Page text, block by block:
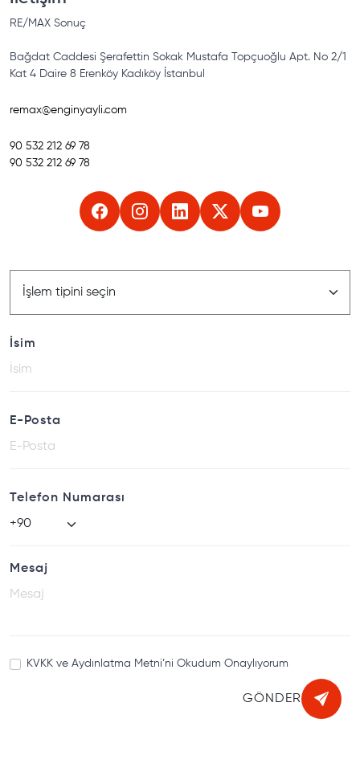
RE/MAX Sonuç
Bağdat Caddesi Şerafettin Sokak Mustafa Topçuoğlu Apt. No 2/1
Kat 4 Daire 8 Erenköy Kadıköy İstanbul
remax@enginyayli.com
90 532 212 69 78
90 532 212 69 78
İsim
E-Posta
Telefon Numarası
Mesaj
KVKK ve Aydınlatma Metni’ni Okudum Onaylıyorum
GÖNDER